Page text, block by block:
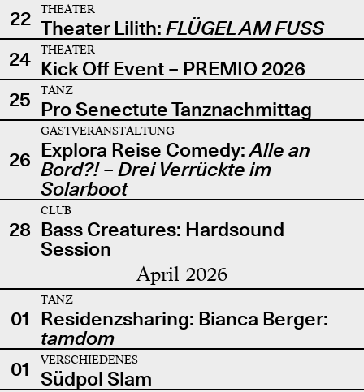
22
THEATER
Theater Lilith: FLÜGEL AM FUSS
24
THEATER
Kick Off Event – PREMIO 2026
25
TANZ
Pro Senectute Tanznachmittag
26
GASTVERANSTALTUNG
Explora Reise Comedy:Alle an
Bord?! – Drei Verrückte im
Solarboot
28
CLUB
Bass Creatures: Hardsound
Session
April 2026
01
TANZ
Residenzsharing: Bianca Berger:
tamdom
01
VERSCHIEDENES
Südpol Slam